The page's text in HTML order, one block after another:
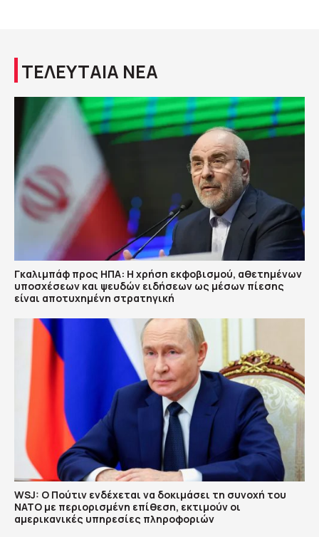
ΤΕΛΕΥΤΑΙΑ ΝΕΑ
Γκαλιμπάφ προς ΗΠΑ: Η χρήση εκφοβισμού, αθετημένων
υποσχέσεων και ψευδών ειδήσεων ως μέσων πίεσης
είναι αποτυχημένη στρατηγική
WSJ: Ο Πούτιν ενδέχεται να δοκιμάσει τη συνοχή του
ΝΑΤΟ με περιορισμένη επίθεση, εκτιμούν οι
αμερικανικές υπηρεσίες πληροφοριών